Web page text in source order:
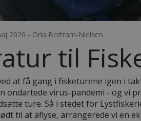
2020 - Orla Bertram-Nielsen
til
at få gang i fisketurene igen i
ondartede virus-pandemi - og vi
ture. Så i stedet for
til at aflyse, arrangerede vi en